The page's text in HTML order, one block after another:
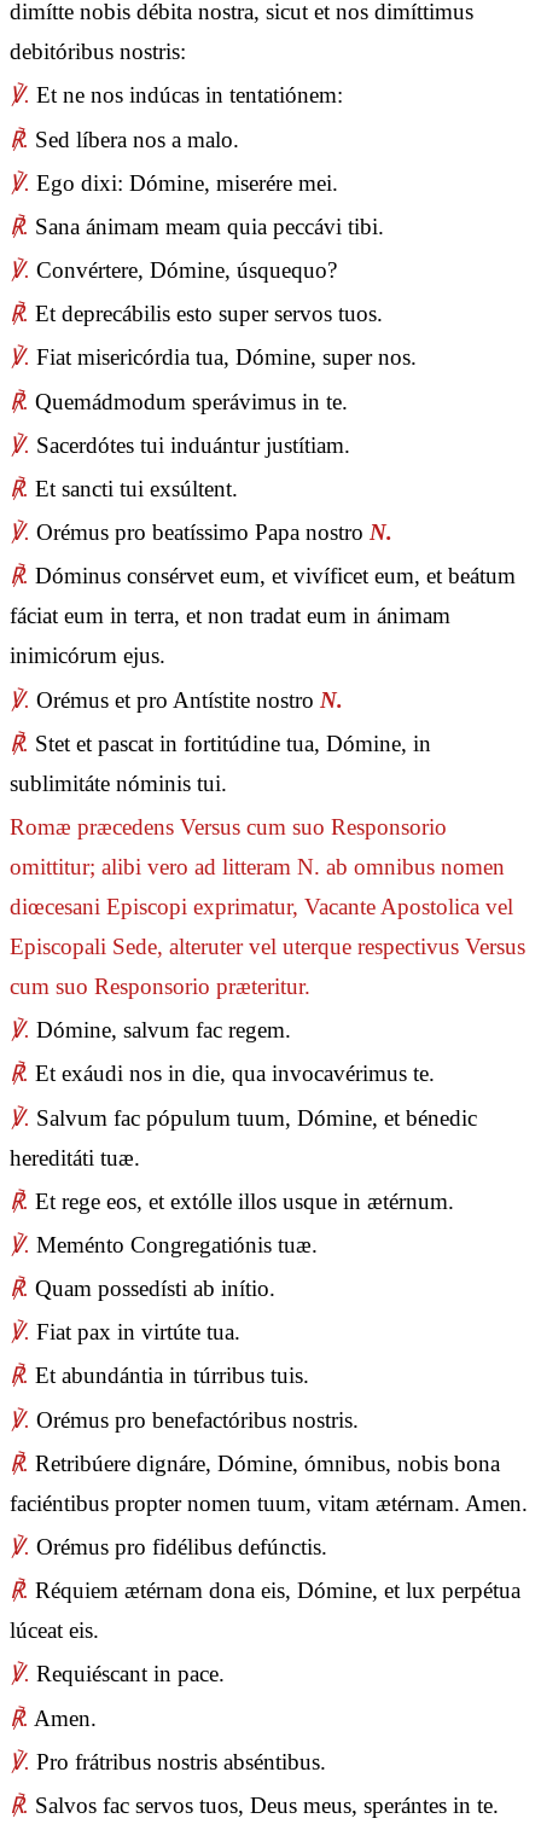
dimítte nobis débita nostra, sicut et nos dimíttimus
debitóribus nostris:
℣. Et ne nos indúcas in tentatiónem:
℟. Sed líbera nos a malo.
℣. Ego dixi: Dómine, miserére mei.
℟. Sana ánimam meam quia peccávi tibi.
℣. Convértere, Dómine, úsquequo?
℟. Et deprecábilis esto super servos tuos.
℣. Fiat misericórdia tua, Dómine, super nos.
℟. Quemádmodum sperávimus in te.
℣. Sacerdótes tui induántur justítiam.
℟. Et sancti tui exsúltent.
℣. Orémus pro beatíssimo Papa nostro N.
℟. Dóminus consérvet eum, et vivíficet eum, et beátum
fáciat eum in terra, et non tradat eum in ánimam
inimicórum ejus.
℣. Orémus et pro Antístite nostro N.
℟. Stet et pascat in fortitúdine tua, Dómine, in
sublimitáte nóminis tui.
Romæ præcedens Versus cum suo Responsorio
omittitur; alibi vero ad litteram N. ab omnibus nomen
diœcesani Episcopi exprimatur, Vacante Apostolica vel
Episcopali Sede, alteruter vel uterque respectivus Versus
cum suo Responsorio præteritur.
℣. Dómine, salvum fac regem.
℟. Et exáudi nos in die, qua invocavérimus te.
℣. Salvum fac pópulum tuum, Dómine, et bénedic
hereditáti tuæ.
℟. Et rege eos, et extólle illos usque in ætérnum.
℣. Meménto Congregatiónis tuæ.
℟. Quam possedísti ab inítio.
℣. Fiat pax in virtúte tua.
℟. Et abundántia in túrribus tuis.
℣. Orémus pro benefactóribus nostris.
℟. Retribúere dignáre, Dómine, ómnibus, nobis bona
faciéntibus propter nomen tuum, vitam ætérnam. Amen.
℣. Orémus pro fidélibus defúnctis.
℟. Réquiem ætérnam dona eis, Dómine, et lux perpétua
lúceat eis.
℣. Requiéscant in pace.
℟. Amen.
℣. Pro frátribus nostris abséntibus.
℟. Salvos fac servos tuos, Deus meus, sperántes in te.